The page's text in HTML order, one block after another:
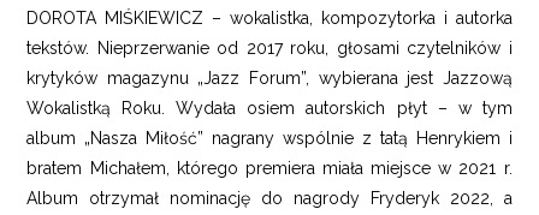
DOROTA MIŚKIEWICZ – wokalistka, kompozytorka i autorka
tekstów. Nieprzerwanie od 2017 roku, głosami czytelników i
krytyków magazynu „Jazz Forum”, wybierana jest Jazzową
Wokalistką Roku. Wydała osiem autorskich płyt – w tym
album „Nasza Miłość” nagrany wspólnie z tatą Henrykiem i
bratem Michałem, którego premiera miała miejsce w 2021 r.
Album otrzymał nominację do nagrody Fryderyk 2022, a